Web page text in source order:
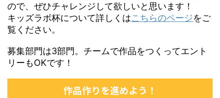
ので、ぜひチャレンジして欲しいと思います！
キッズラボ杯について詳しくはこちらのページをご
覧ください。
募集部門は3部門。チームで作品をつくってエント
リーもOKです！
作品作りを進めよう！